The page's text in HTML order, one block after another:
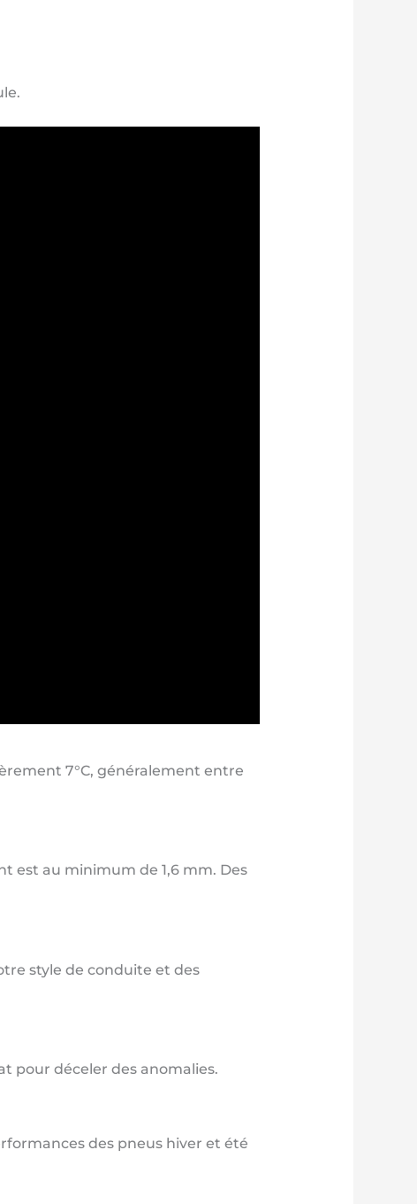
7°C, généralement entre
est au minimum de 1,6 mm. Des
style de conduite et des
pour déceler des anomalies.
des pneus hiver et été